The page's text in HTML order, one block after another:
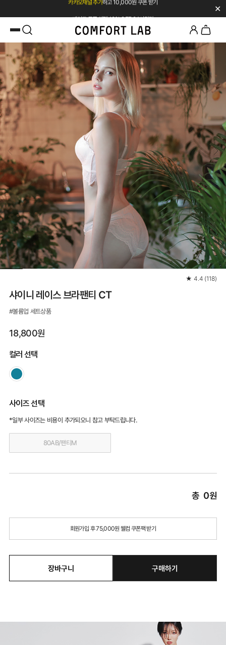
✕
★ 4.4 (118)
샤이니 레이스 브라팬티 CT
#볼륨업 세트상품
18,800원
컬러 선택
사이즈 선택
*일부 사이즈는 비용이 추가되오니 참고 부탁드립니다.
80AB/팬티M
총 0원
회원가입 후 75,000원 웰컴 쿠폰팩 받기
장바구니 구매하기